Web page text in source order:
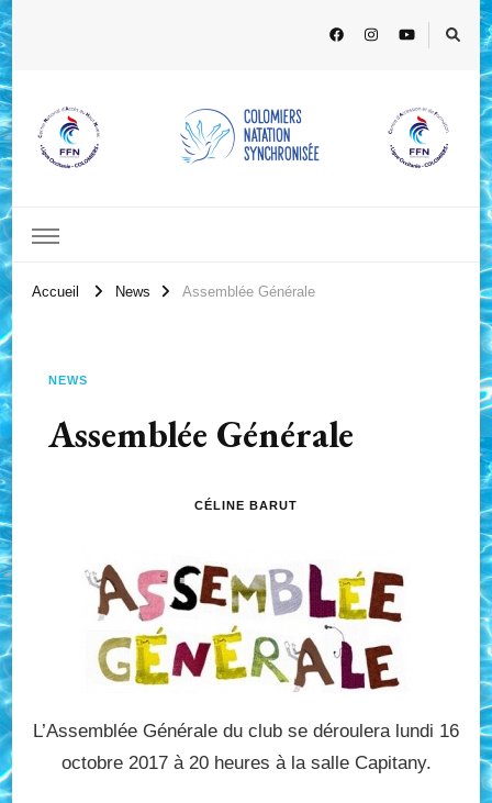
Accueil News Assemblée Générale
NEWS
Assemblée Générale
CÉLINE BARUT
L’Assemblée Générale du club se déroulera lundi 16
octobre 2017 à 20 heures à la salle Capitany.